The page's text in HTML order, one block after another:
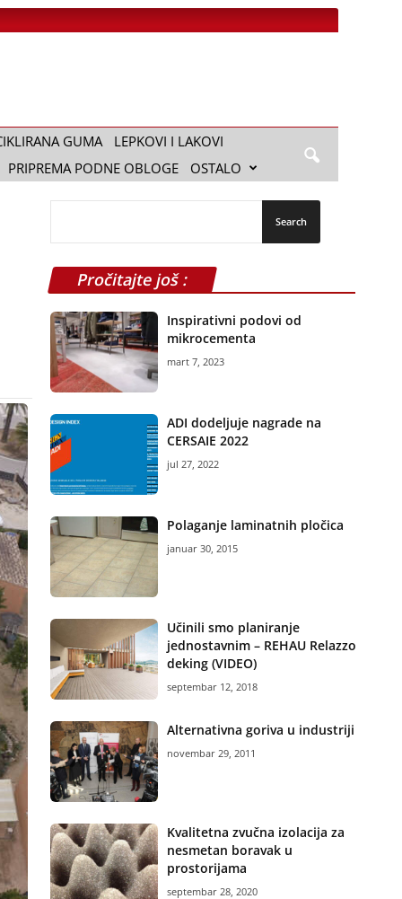
GUMA
LEPKOVI I LAKOVI
PRIPREMA PODNE OBLOGE OSTALO
Pročitajte još :
Inspirativni podovi od
mikrocementa
mart 7, 2023
ADI dodeljuje nagrade na
CERSAIE 2022
jul 27, 2022
Polaganje laminatnih pločica
januar 30, 2015
Učinili smo planiranje
jednostavnim – REHAU Relazzo
deking (VIDEO)
septembar 12, 2018
Alternativna goriva u industriji
novembar 29, 2011
Kvalitetna zvučna izolacija za
nesmetan boravak u
prostorijama
septembar 28, 2020